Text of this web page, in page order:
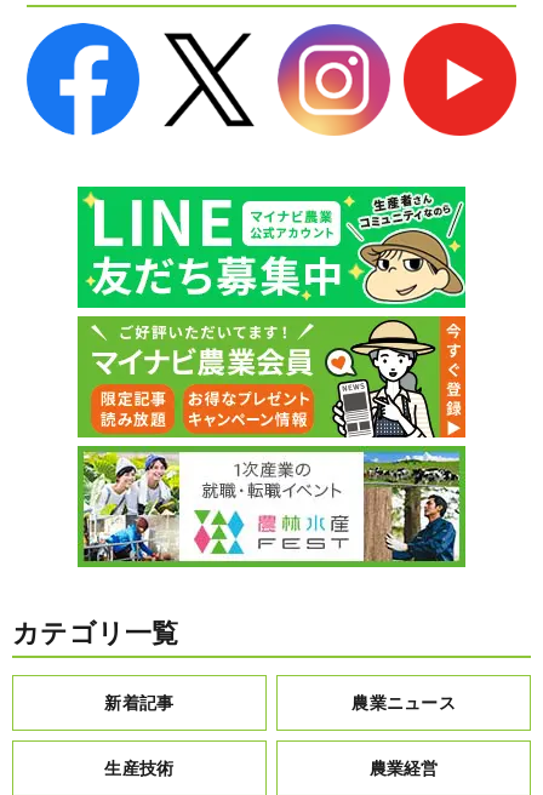
カテゴリ一覧
新着記事 農業ニュース
生産技術 農業経営